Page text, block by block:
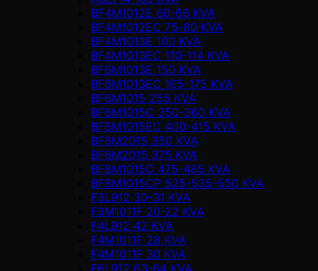
BF4M1012E 60-66 KVA
BF4M1012EC 75-80 KVA
BF4M1013E 100 KVA
BF4M1013EC 110-114 KVA
BF6M1013E 150 KVA
BF6M1013EC 165-175 KVA
BF6M1015 255 KVA
BF6M1015C 350-360 KVA
BF6M1015EC 400-415 KVA
BF6M2015 350 KVA
BF6M2015 375 KVA
BF8M1015C 475-485 KVA
BF8M1015CP 525-535-550 KVA
F3L912 30-31 KVA
F3M1011F 20-22 KVA
F4L912 42 KVA
F4M1011F 28 KVA
F4M1011F 30 KVA
F6L912 63-64 KVA